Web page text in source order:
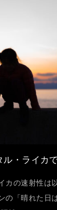
ル・ライカ
カの速射性は
の「晴れた日